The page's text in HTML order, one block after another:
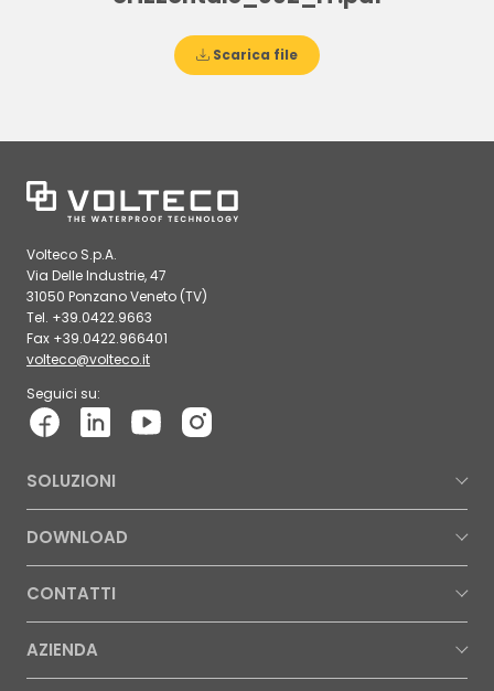
Scarica file
Volteco S.p.A.
Via Delle Industrie, 47
31050 Ponzano Veneto (TV)
Tel. +39.0422.9663
Fax +39.0422.966401
volteco@volteco.it
Seguici su:
SOLUZIONI
DOWNLOAD
CONTATTI
AZIENDA